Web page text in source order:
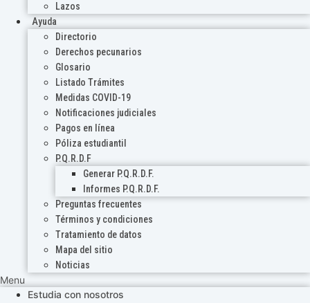
Lazos
Ayuda
Directorio
Derechos pecunarios
Glosario
Listado Trámites
Medidas COVID-19
Notificaciones judiciales
Pagos en línea
Póliza estudiantil
P.Q.R.D.F
Generar P.Q.R.D.F.
Informes P.Q.R.D.F.
Preguntas frecuentes
Términos y condiciones
Tratamiento de datos
Mapa del sitio
Noticias
Menu
Estudia con nosotros